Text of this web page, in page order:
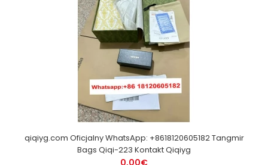
qiqiyg.com Oficjalny WhatsApp: +8618120605182 Tangmir
Bags Qiqi-223 Kontakt Qiqiyg